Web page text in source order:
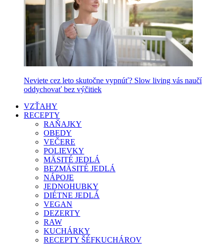
Neviete cez leto skutočne vypnúť? Slow living vás naučí
oddychovať bez výčitiek
VZŤAHY
RECEPTY
RAŇAJKY
OBEDY
VEČERE
POLIEVKY
MÄSITÉ JEDLÁ
BEZMÄSITÉ JEDLÁ
NÁPOJE
JEDNOHUBKY
DIÉTNE JEDLÁ
VEGAN
DEZERTY
RAW
KUCHÁRKY
RECEPTY ŠÉFKUCHÁROV